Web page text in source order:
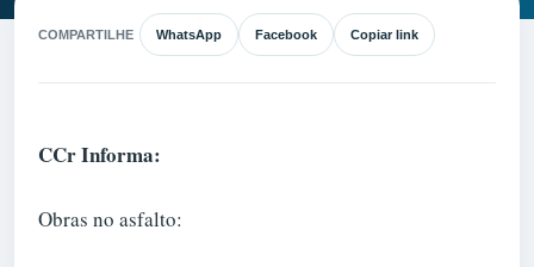
COMPARTILHE WhatsApp Facebook Copiar link
CCr Informa:
Obras no asfalto: